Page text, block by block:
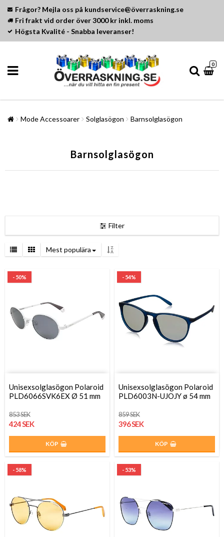
Frågor? Mejla oss på kundservice@överraskning.se
Fri frakt vid order över 3000 kr inkl. moms
Högsta Kvalité - Snabba leveranser!
0
Mode Accessoarer Solglasögon Barnsolglasögon
Barnsolglasögon
Filter
Mest populära
- 50%
Unisexsolglasögon Polaroid
PLD6066SVK6EX Ø 51 mm
853 SEK
424 SEK
KÖP
- 54%
Unisexsolglasögon Polaroid
PLD6003N-UJOJY ø 54 mm
859 SEK
396 SEK
KÖP
- 58% - 53%